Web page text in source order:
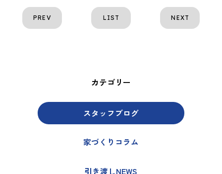
PREV LIST NEXT
カテゴリー
スタッフブログ
家づくりコラム
引き渡しNEWS